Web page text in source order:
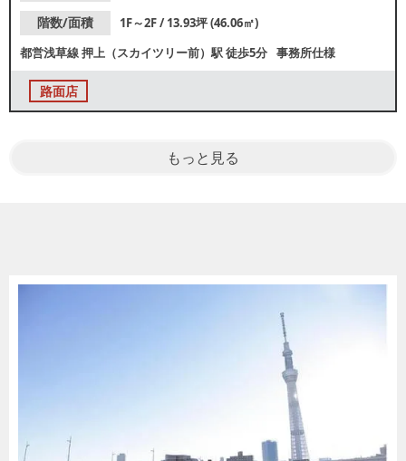
階数/面積
1F～2F / 13.93坪 (46.06㎡)
都営浅草線押上（スカイツリー前）駅徒歩5分 事務所仕様
路面店
もっと見る